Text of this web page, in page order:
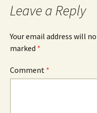
Leave a Reply
Your email address will
marked *
Comment *